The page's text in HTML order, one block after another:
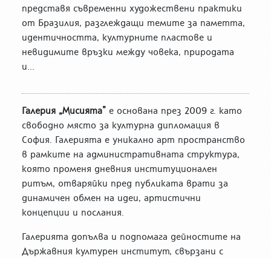
представя съвременни художествени практики
от Бразилия, разглеждащи темите за паметта,
идентичността, културните пластове и
невидимите връзки между човека, природата
и...
Галерия „Мисията” е основана през 2009 г. като
свободно място за културна дипломация в
София. Галерията е уникално арт пространство
в рамките на административната структура,
която променя дневния институционален
ритъм, отваряйки пред публиката врати за
динамичен обмен на идеи, артистични
концепции и послания.
Галерията допълва и подпомага дейностите на
Държавния културен институт, свързани с